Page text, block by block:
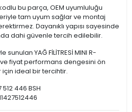
kodlu bu parça, OEM uyumluluğu
tam uyum sağlar ve montaj
Dayanıklı yapısı sayesinde
dahi güvenle tercih edilebilir.
sunulan YAĞ FİLİTRESİ MINI R-
fiyat performans dengesini ön
için ideal bir tercihtir.
512 446 BSH